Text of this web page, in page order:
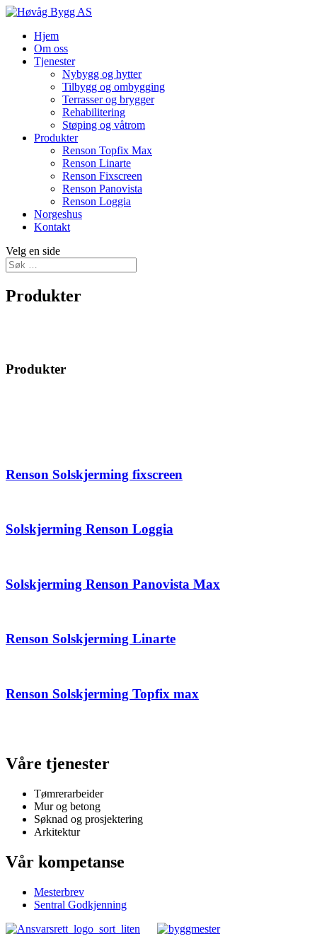
Hjem
Om oss
Tjenester
Nybygg og hytter
Tilbygg og ombygging
Terrasser og brygger
Rehabilitering
Støping og våtrom
Produkter
Renson Topfix Max
Renson Linarte
Renson Fixscreen
Renson Panovista
Renson Loggia
Norgeshus
Kontakt
Velg en side
Produkter
Produkter
Renson Solskjerming fixscreen
Solskjerming Renson Loggia
Solskjerming Renson Panovista Max
Renson Solskjerming Linarte
Renson Solskjerming Topfix max
Våre tjenester
Tømrerarbeider
Mur og betong
Søknad og prosjektering
Arkitektur
Vår kompetanse
Mesterbrev
Sentral Godkjenning